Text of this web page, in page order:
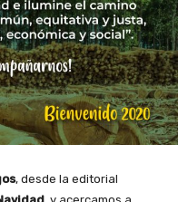
, desde la editorial